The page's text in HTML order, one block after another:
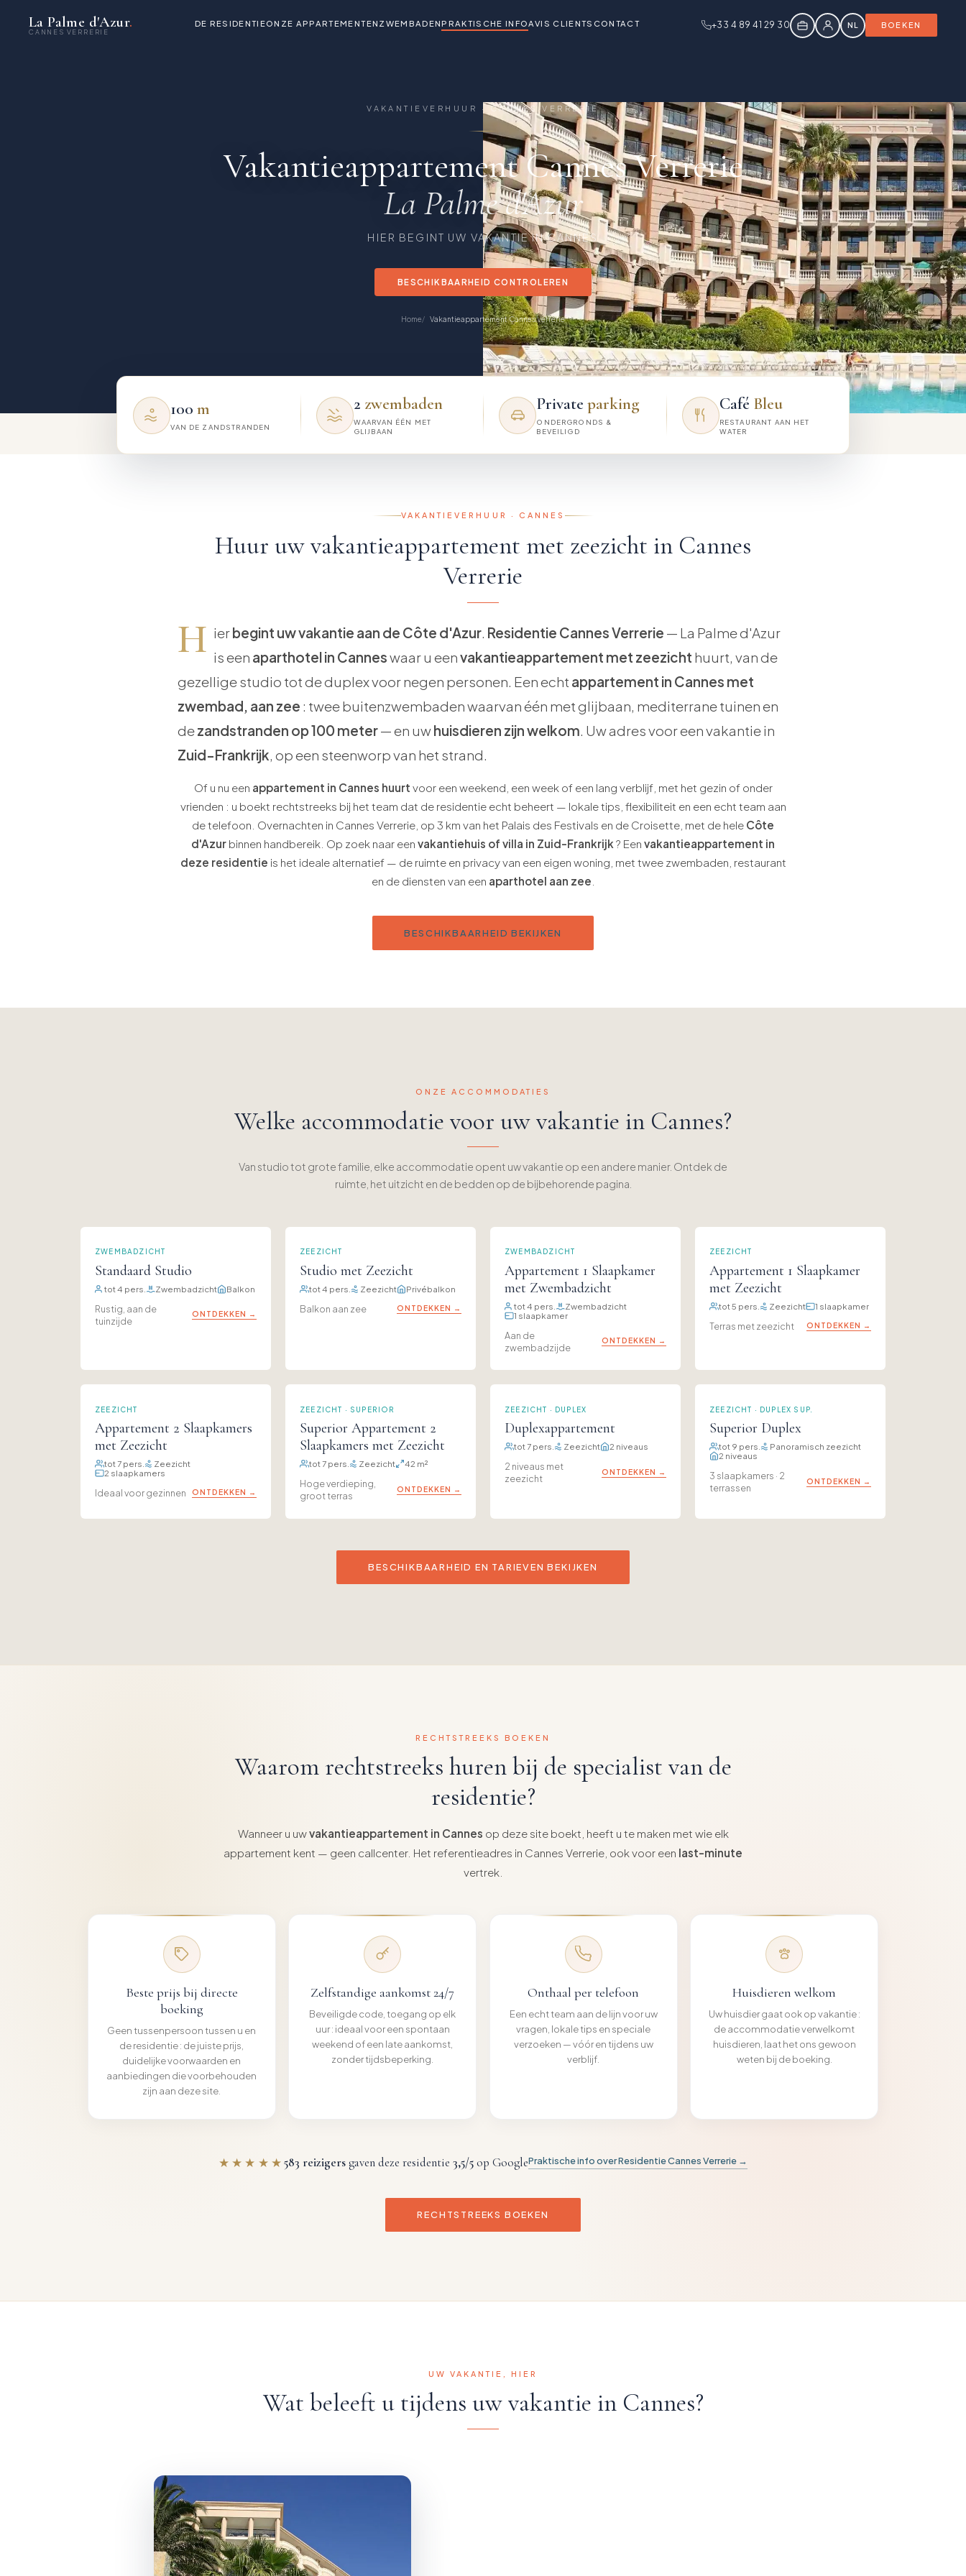
La Palme d'Azur.
CANNES VERRERIE
DE RESIDENTIEONZE APPARTEMENTEN ZWEMBADENPRAKTISCHE INFOAVIS CLIENTS CONTACT +33 4 89 41 29 30 NL BOEKEN
VAKANTIEVERHUUR · CANNES VERRERIE
Vakantieappartement Cannes Verrerie
La Palme d'Azur
HIER BEGINT UW VAKANTIE IN CANNES
BESCHIKBAARHEID CONTROLEREN
Home Vakantieappartement Cannes Verrerie
100m
VAN DE ZANDSTRANDEN
2 zwembaden
WAARVAN ÉÉN MET
GLIJBAAN
Privateparking
ONDERGRONDS &
BEVEILIGD
Café Bleu
RESTAURANT AAN HET
WATER
VAKANTIEVERHUUR · CANNES
Huur uw vakantieappartement met zeezicht in Cannes
Verrerie
H ierbegint uw vakantie aan de Côte d'Azur. Residentie Cannes Verrerie — La Palme d'Azur
is een aparthotel in Canneswaar u eenvakantieappartement met zeezicht huurt, van de
gezellige studio tot de duplex voor negen personen. Een echt appartement in Cannes met
zwembad, aan zee : twee buitenzwembaden waarvan één met glijbaan, mediterrane tuinen en
dezandstranden op 100 meter— en uwhuisdieren zijn welkom. Uw adres voor een vakantie in
Zuid-Frankrijk, op een steenworp van het strand.
Of u nu een appartement in Cannes huurt voor een weekend, een week of een lang verblijf, met het gezin of onder
vrienden : u boekt rechtstreeks bij het team dat de residentie echt beheert — lokale tips, flexibiliteit en een echt team aan
de telefoon. Overnachten in Cannes Verrerie, op 3 km van het Palais des Festivals en de Croisette, met de hele Côte
d'Azur binnen handbereik. Op zoek naar een vakantiehuis of villa in Zuid-Frankrijk ? Een vakantieappartement in
deze residentie is het ideale alternatief — de ruimte en privacy van een eigen woning, met twee zwembaden, restaurant
en de diensten van een aparthotel aan zee
BESCHIKBAARHEID BEKIJKEN
ONZE ACCOMMODATIES
Welke accommodatie voor uw vakantie in Cannes?
Van studio tot grote familie, elke accommodatie opent uw vakantie op een andere manier. Ontdek de
ruimte, het uitzicht en de bedden op de bijbehorende pagina.
ZWEMBADZICHT
Standaard Studio
tot 4 pers. Zwembadzicht Balkon
Rustig, aan de
tuinzijde
ONTDEKKEN →
ZEEZICHT
Studio met Zeezicht
tot 4 pers. Zeezicht Privébalkon
Balkon aan zee ONTDEKKEN →
ZWEMBADZICHT
Appartement 1 Slaapkamer
met Zwembadzicht
tot 4 pers.
Zwembadzicht
1 slaapkamer
Aan de
zwembadzijde
ONTDEKKEN →
ZEEZICHT
Appartement 1 Slaapkamer
met Zeezicht
tot 5 pers. Zeezicht 1 slaapkamer
Terras met zeezicht ONTDEKKEN →
ZEEZICHT
Appartement 2 Slaapkamers
met Zeezicht
tot 7 pers.
Zeezicht
2 slaapkamers
Ideaal voor gezinnen ONTDEKKEN →
ZEEZICHT · SUPERIOR
Superior Appartement 2
Slaapkamers met Zeezicht
tot 7 pers. Zeezicht 42 m²
Hoge verdieping,
groot terras
ONTDEKKEN →
ZEEZICHT · DUPLEX
Duplexappartement
tot 7 pers. Zeezicht 2 niveaus
2 niveaus met
zeezicht
ONTDEKKEN →
ZEEZICHT · DUPLEX SUP.
Superior Duplex
tot 9 pers.
Panoramisch zeezicht
2 niveaus
3 slaapkamers · 2
terrassen
ONTDEKKEN →
BESCHIKBAARHEID EN TARIEVEN BEKIJKEN
RECHTSTREEKS BOEKEN
Waarom rechtstreeks huren bij de specialist van de
residentie?
Wanneer u uwvakantieappartement in Cannes op deze site boekt, heeft u te maken met wie elk
appartement kent — geen callcenter. Het referentieadres in Cannes Verrerie, ook voor een last-minute
vertrek.
Beste prijs bij directe
boeking
Geen tussenpersoon tussen u en
de residentie : de juiste prijs,
duidelijke voorwaarden en
aanbiedingen die voorbehouden
zijn aan deze site.
Zelfstandige aankomst 24/7
Beveiligde code, toegang op elk
uur : ideaal voor een spontaan
weekend of een late aankomst,
zonder tijdsbeperking.
Onthaal per telefoon
Een echt team aan de lijn voor uw
vragen, lokale tips en speciale
verzoeken — vóór en tijdens uw
verblijf.
Huisdieren welkom
Uw huisdier gaat ook op vakantie :
de accommodatie verwelkomt
huisdieren, laat het ons gewoon
weten bij de boeking.
★★★★★583 reizigersgaven deze residentie 3,5/5op GooglePraktische info over Residentie Cannes Verrerie →
RECHTSTREEKS BOEKEN
UW VAKANTIE, HIER
Wat beleeft u tijdens uw vakantie in Cannes?